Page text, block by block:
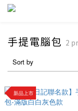
手提電腦包 2
Sort by
新品上市